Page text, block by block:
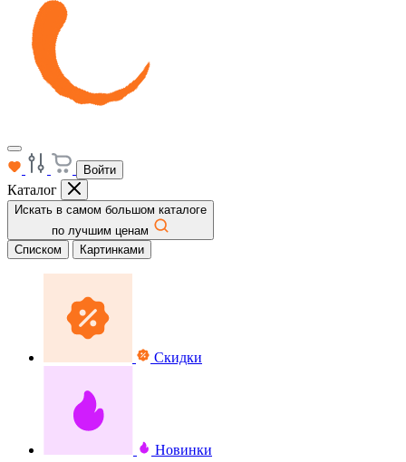
Войти
Каталог
Искать в самом большом каталоге
по лучшим ценам
Списком
Картинками
Скидки
Новинки